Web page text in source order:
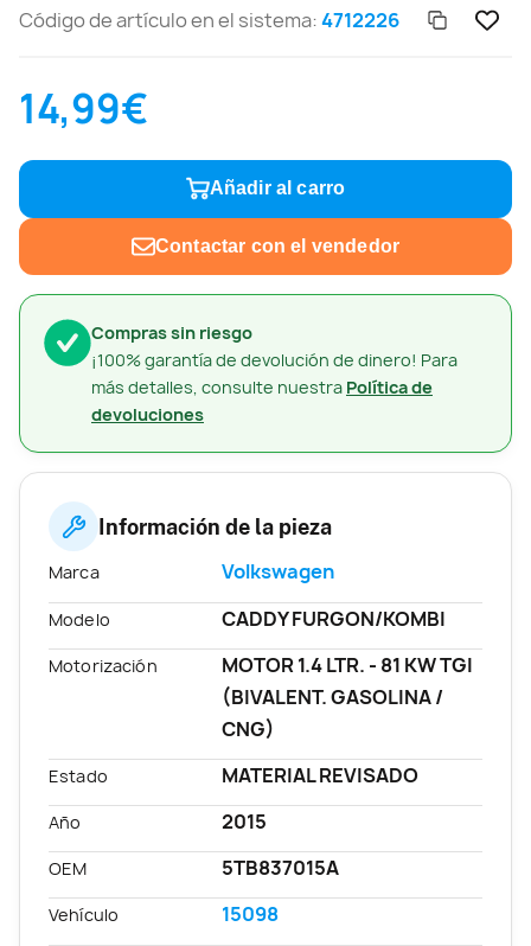
Compras sin riesgo
¡100% garantía de devolución de dinero! Para
más detalles, consulte nuestra Política de
devoluciones
Código de artículo en el sistema:4712226
14,99€
Añadir al carro
Contactar con el vendedor
Información de la pieza
Marca Volkswagen
Modelo CADDY FURGON/KOMBI
Motorización
MOTOR 1.4 LTR. - 81 KW TGI
(BIVALENT. GASOLINA /
CNG)
Estado MATERIAL REVISADO
Año 2015
OEM 5TB837015A
Vehículo 15098